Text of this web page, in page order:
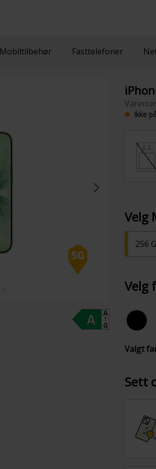
Mobiltilbehør Fasttelefoner
Ikke
Velg
256
Velg
Valgt
Sett